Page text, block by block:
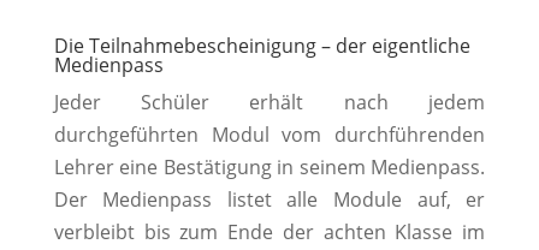
Die Teilnahmebescheinigung – der eigentliche
Medienpass
Jeder Schüler erhält nach jedem
durchgeführten Modul vom durchführenden
Lehrer eine Bestätigung in seinem Medienpass.
Der Medienpass listet alle Module auf, er
verbleibt bis zum Ende der achten Klasse im